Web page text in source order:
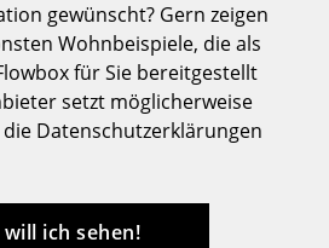
gewünscht? Gern zeigen
Wohnbeispiele, die als
für Sie bereitgestellt
setzt möglicherweise
die Datenschutzerklärungen
will ich sehen!